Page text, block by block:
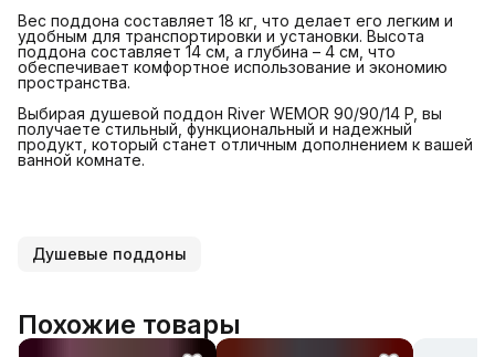
Вес поддона составляет 18 кг, что делает его легким и
удобным для транспортировки и установки. Высота
поддона составляет 14 см, а глубина – 4 см, что
обеспечивает комфортное использование и экономию
пространства.
Выбирая душевой поддон River WEMOR 90/90/14 P, вы
получаете стильный, функциональный и надежный
продукт, который станет отличным дополнением к вашей
ванной комнате.
Душевые поддоны
Похожие товары